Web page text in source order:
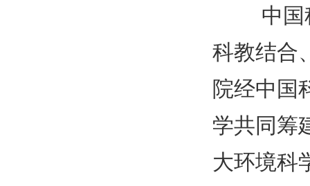
中国科
科教结合
院经中国
学共同筹
大环境科